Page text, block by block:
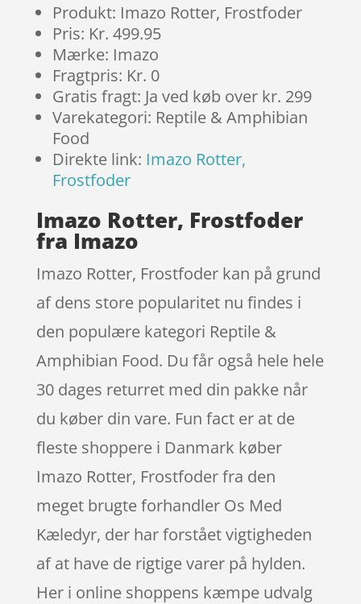
Produkt: Imazo Rotter, Frostfoder
Pris: Kr. 499.95
Mærke: Imazo
Fragtpris: Kr. 0
Gratis fragt: Ja ved køb over kr. 299
Varekategori: Reptile & Amphibian
Food
Direkte link: Imazo Rotter,
Frostfoder
Imazo Rotter, Frostfoder
fra Imazo
Imazo Rotter, Frostfoder kan på grund
af dens store popularitet nu findes i
den populære kategori Reptile &
Amphibian Food. Du får også hele hele
30 dages returret med din pakke når
du køber din vare. Fun fact er at de
fleste shoppere i Danmark køber
Imazo Rotter, Frostfoder fra den
meget brugte forhandler Os Med
Kæledyr, der har forstået vigtigheden
af at have de rigtige varer på hylden.
Her i online shoppens kæmpe udvalg